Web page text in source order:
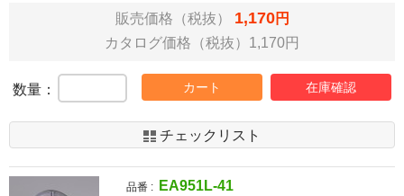
販売価格（税抜） 1,170円
カタログ価格（税抜）1,170円
数量： カート 在庫確認
チェックリスト
品番 :
EA951L-41